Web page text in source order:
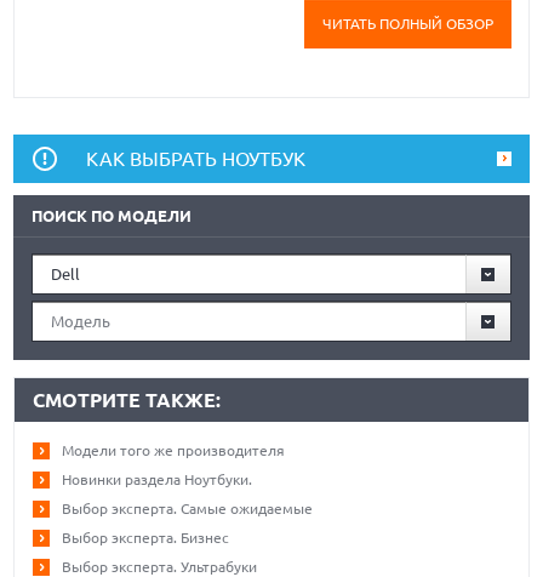
ЧИТАТЬ ПОЛНЫЙ ОБЗОР
КАК ВЫБРАТЬ НОУТБУК
ПОИСК ПО МОДЕЛИ
Dell
Модель
СМОТРИТЕ ТАКЖЕ:
Модели того же производителя
Новинки раздела Ноутбуки.
Выбор эксперта. Самые ожидаемые
Выбор эксперта. Бизнес
Выбор эксперта. Ультрабуки